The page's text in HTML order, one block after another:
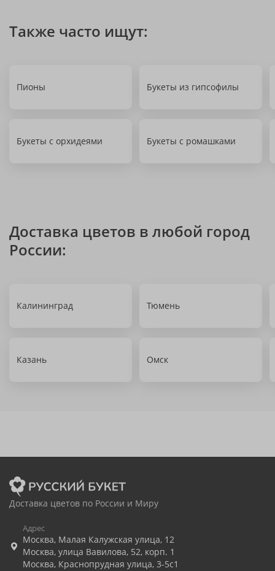
Также часто ищут:
Пионы Букеты из гипсофилы
Букеты с орхидеями Букеты с ромашками
Доставка цветов в любой город
России:
Калининград Тюмень
Казань Омск
Доставка цветов по России и Миру
Адрес
Москва, Малая Калужская улица, 12
Москва, улица Вавилова, 52, корп. 1
Москва, Краснопрудная улица, 3-5с1